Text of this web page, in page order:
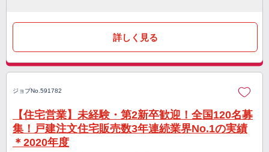
詳しく見る
ジョブNo.591782
【住宅営業】未経験・第2新卒歓迎！全国120名募
集！戸建注文住宅販売数3年連続業界No.1の実績
＊2020年度